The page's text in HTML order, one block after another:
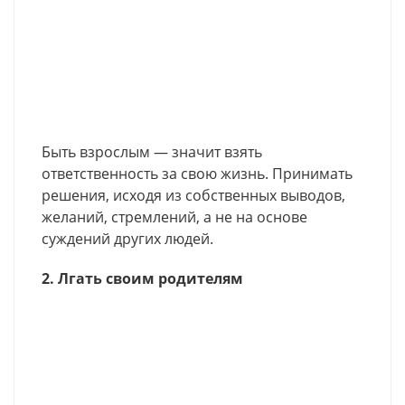
Быть взрослым — значит взять
ответственность за свою жизнь. Принимать
решения, исходя из собственных выводов,
желаний, стремлений, а не на основе
суждений других людей.
2. Лгать своим родителям